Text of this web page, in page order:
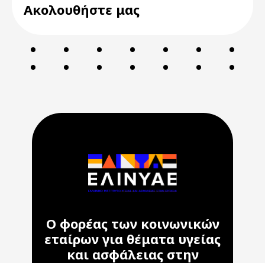
Ακολουθήστε μας
Ο φορέας των κοινωνικών
εταίρων για θέματα υγείας
και ασφάλειας στην